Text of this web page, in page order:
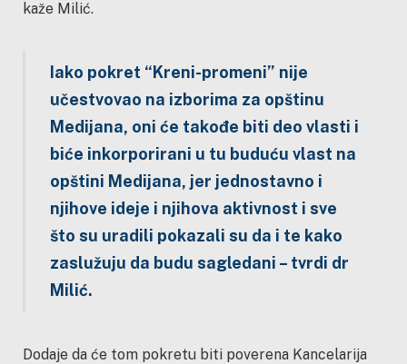
kaže Milić.
Iako pokret “Kreni-promeni” nije
učestvovao na izborima za opštinu
Medijana, oni će takođe biti deo vlasti i
biće inkorporirani u tu buduću vlast na
opštini Medijana, jer jednostavno i
njihove ideje i njihova aktivnost i sve
što su uradili pokazali su da i te kako
zaslužuju da budu sagledani – tvrdi dr
Milić.
Dodaje da će tom pokretu biti poverena Kancelarija